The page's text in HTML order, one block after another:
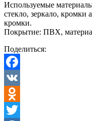
Используемые
стекло, зеркало,
кромки.
Покрытие: ПВХ,
Поделиться:
Facebook
VK
Odnoklassniki